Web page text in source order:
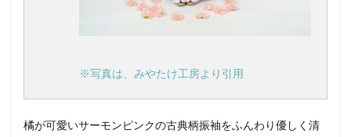
※写真は、みやたけ工房より引用
橘が可愛いサーモンピンクの古典柄振袖をふんわり優しく清